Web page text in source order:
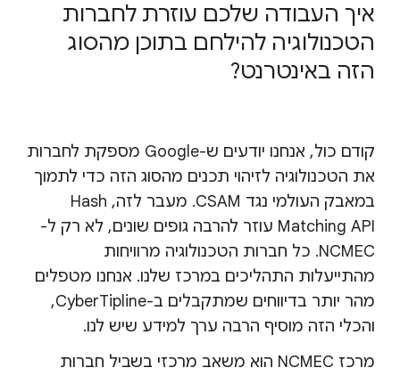
איך העבודה שלכם עוזרת לחברות
הטכנולוגיה להילחם בתוכן מהסוג
הזה באינטרנט?
קודם כול, אנחנו יודעים ש-Google מספקת לחברות
את הטכנולוגיה לזיהוי תכנים מהסוג הזה כדי לתמוך
במאבק העולמי נגד CSAM. מעבר לזה, Hash
Matching API עוזר להרבה גופים שונים, לא רק ל-
NCMEC. כל חברות הטכנולוגיה מרוויחות
מהתייעלות התהליכים במרכז שלנו. אנחנו מטפלים
מהר יותר בדיווחים שמתקבלים ב-CyberTipline,
והכלי הזה מוסיף הרבה ערך למידע שיש לנו.
מרכז NCMEC הוא משאב מרכזי בשביל חברות